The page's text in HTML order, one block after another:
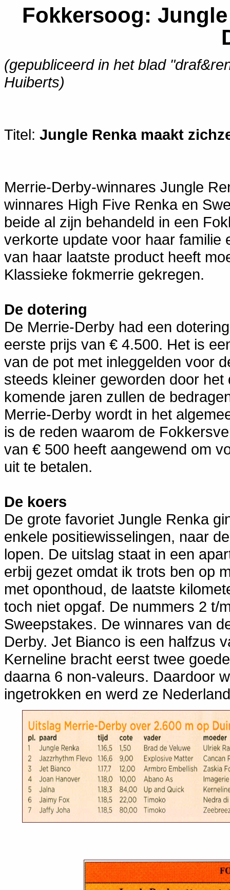
Fokkersoog:
(gepubliceerd in het blad
Huiberts)
Titel: Jungle Renka maakt
Merrie-Derby-winnares Jungle
winnares High Five Renka en
beide al zijn behandeld in een
verkorte update voor haar familie
van haar laatste product heeft
Klassieke fokmerrie gekregen.
De dotering
De Merrie-Derby had een
eerste prijs van € 4.500. Het is
van de pot met inleggelden voor
steeds kleiner geworden door
komende jaren zullen de
Merrie-Derby wordt in het
is de reden waarom de
van € 500 heeft aangewend om
uit te betalen.
De koers
De grote favoriet Jungle Renka
enkele positiewisselingen, naar
lopen. De uitslag staat in een
erbij gezet omdat ik trots ben op
met oponthoud, de laatste
toch niet opgaf. De nummers 2 t/
Sweepstakes. De winnares van
Derby. Jet Bianco is een halfzus
Kerneline bracht eerst twee
daarna 6 non-valeurs. Daardoor
ingetrokken en werd ze